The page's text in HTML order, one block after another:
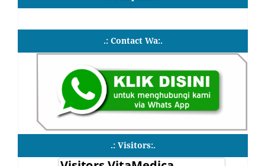
.: Contact Wa:.
.: Visitors:.